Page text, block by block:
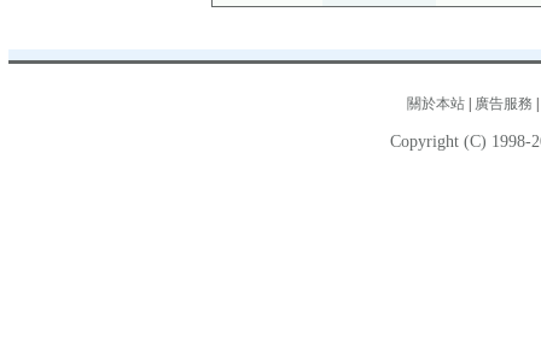
關於本站 廣告服務
Copyright (C) 1998-